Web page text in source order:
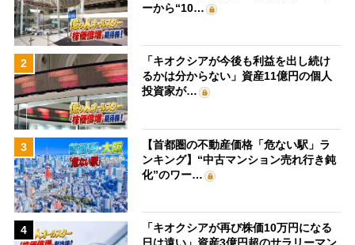
ーから“10…
2
「キオクシアが今後も利益を出し続け
るかは分からない」資産11億円の個人
投資家が…
3
【首都圏の不動産価格「危ない駅」ラ
ンキング】“中古マンション売れ行き鈍
化”のワー…
4
「キオクシアが再び株価10万円になる